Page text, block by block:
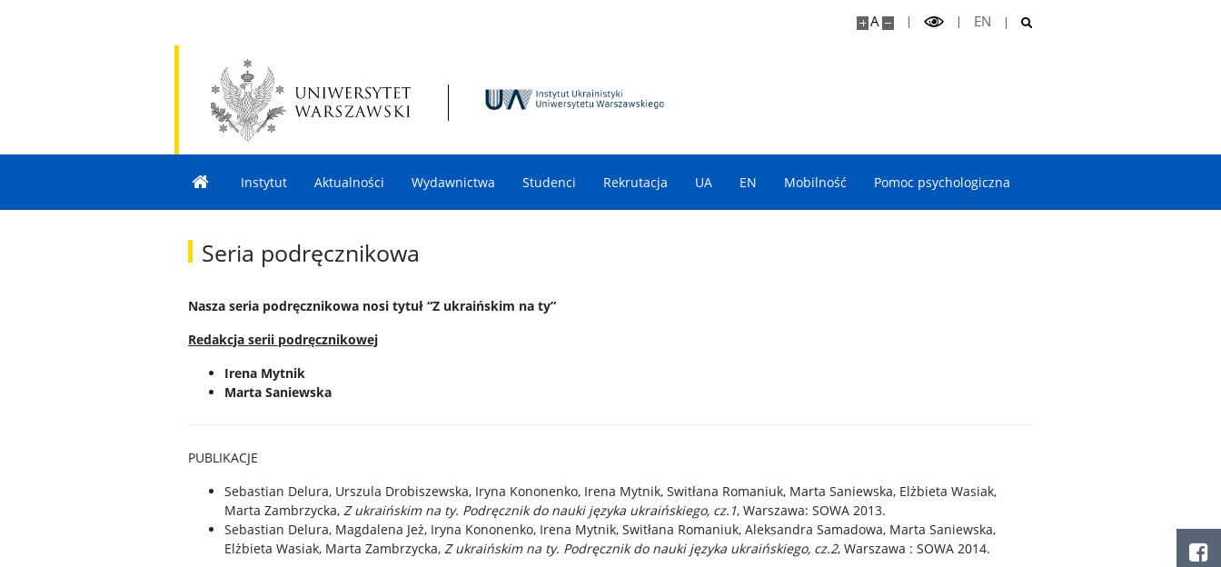
A EN
Instytut Aktualności Wydawnictwa Studenci Rekrutacja UA EN Mobilność Pomoc psychologiczna
Seria podręcznikowa
Nasza seria podręcznikowa nosi tytuł “Z ukraińskim na ty”
Redakcja serii podręcznikowej
Irena Mytnik
Marta Saniewska
PUBLIKACJE
Sebastian Delura, Urszula Drobiszewska, Iryna Kononenko, Irena Mytnik, Switłana Romaniuk, Marta Saniewska, Elżbieta Wasiak,
Marta Zambrzycka, Z ukraińskim na ty. Podręcznik do nauki języka ukraińskiego, cz.1, Warszawa: SOWA 2013.
Sebastian Delura, Magdalena Jeż, Iryna Kononenko, Irena Mytnik, Switłana Romaniuk, Aleksandra Samadowa, Marta Saniewska,
Elżbieta Wasiak, Marta Zambrzycka, Z ukraińskim na ty. Podręcznik do nauki języka ukraińskiego, cz.2, Warszawa : SOWA 2014.